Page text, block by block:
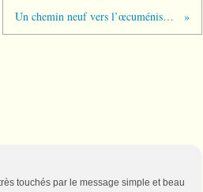
Un chemin neuf vers l’œcuménisme ?
touchés par le message simple et beau